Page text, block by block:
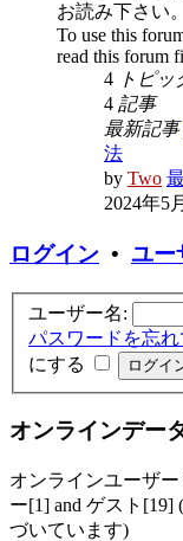
お読み下さい。
To use this
read this forum
4 トピッ
4 記事
最新記事
法
by Two
2024年5
ログイン • ユー
ユーザー名:
パスワードを忘
にする
オンラインデー
オンラインユーザー
ー[1] and ゲスト
づいています)